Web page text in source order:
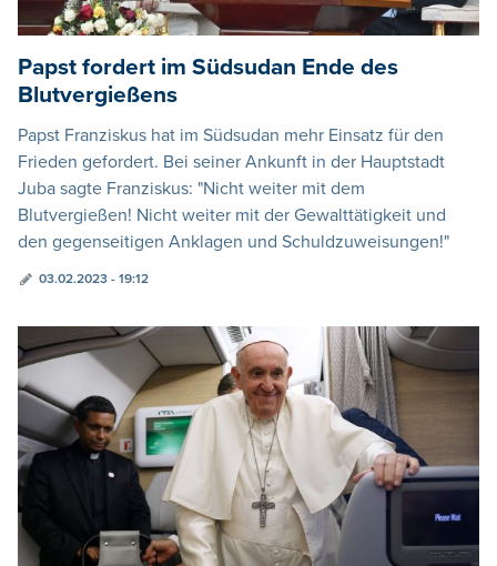
Papst fordert im Südsudan Ende des
Blutvergießens
Papst Franziskus hat im Südsudan mehr Einsatz für den
Frieden gefordert. Bei seiner Ankunft in der Hauptstadt
Juba sagte Franziskus: "Nicht weiter mit dem
Blutvergießen! Nicht weiter mit der Gewalttätigkeit und
den gegenseitigen Anklagen und Schuldzuweisungen!"
03.02.2023 - 19:12